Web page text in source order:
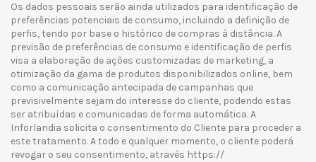
Os dados pessoais serão ainda utilizados para identificação de
preferências potenciais de consumo, incluindo a definição de
perfis, tendo por base o histórico de compras à distância. A
previsão de preferências de consumo e identificação de perfis
visa a elaboração de ações customizadas de marketing, a
otimização da gama de produtos disponibilizados online, bem
como a comunicação antecipada de campanhas que
previsivelmente sejam do interesse do cliente, podendo estas
ser atribuídas e comunicadas de forma automática. A
Inforlandia solicita o consentimento do Cliente para proceder a
este tratamento. A todo e qualquer momento, o cliente poderá
revogar o seu consentimento, através https://